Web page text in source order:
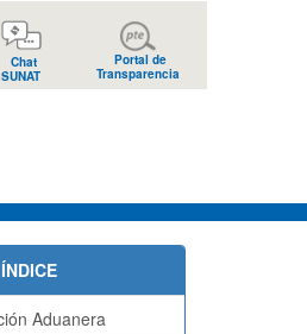
Chat
SUNAT
Portal de
Transparencia
ÍNDICE
Aduanera